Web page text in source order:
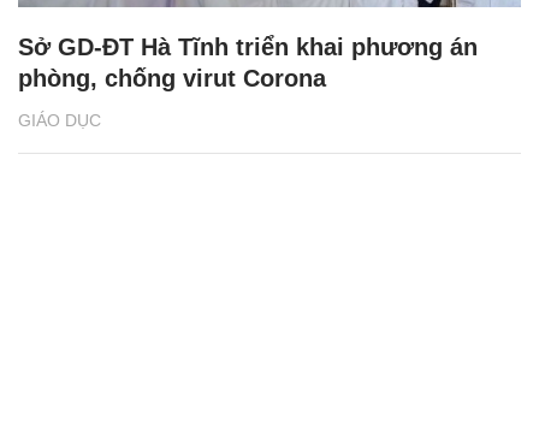
GIÁO DỤC
Sở GD-ĐT Hà Tĩnh triển khai phương án
phòng, chống virut Corona